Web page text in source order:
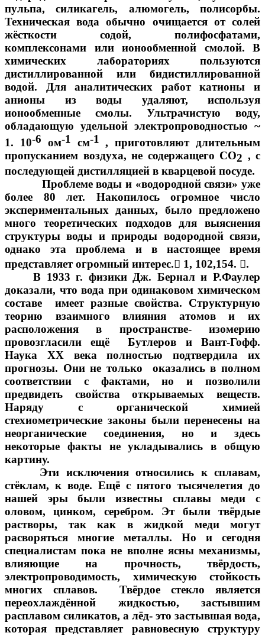
пульпа, силикагель, алюмогель, полисорбы.
Техническая вода обычно очищается от солей
жёсткости содой, полифосфатами,
комплексонами или ионообменной смолой. В
химических лабораториях пользуются
дистиллированной или бидистиллированной
водой. Для аналитических работ катионы и
анионы из воды удаляют, используя
ионообменные смолы. Ультрачистую воду,
обладающую удельной электропроводностью ~
1. 10-6 ом-1 см-1
, приготовляют длительным
пропусканием воздуха, не содержащего СО2 , с
последующей дистилляцией в кварцевой посуде.
Проблеме воды и «водородной связи» уже
более 80 лет. Накопилось огромное число
экспериментальных данных, было предложено
много теоретических подходов для выяснения
структуры воды и природы водородной связи,
однако эта проблема и в настоящее время
представляет огромный интерес. 1, 102,154. .
В 1933 г. физики Дж. Бернал и Р.Фаулер
доказали, что вода при одинаковом химическом
составе имеет разные свойства. Структурную
теорию взаимного влияния атомов и их
расположения в пространстве- изомерию
провозгласили ещё Бутлеров и Вант-Гофф.
Наука XX века полностью подтвердила их
прогнозы. Они не только оказались в полном
соответствии с фактами, но и позволили
предвидеть свойства открываемых веществ.
Наряду с органической химией
стехиометрические законы были перенесены на
неорганические соединения, но и здесь
некоторые факты не укладывались в общую
картину.
Эти исключения относились к сплавам,
стёклам, к воде. Ещё с пятого тысячелетия до
нашей эры были известны сплавы меди с
оловом, цинком, серебром. Эт были твёрдые
растворы, так как в жидкой меди могут
расворяться многие металлы. Но и сегодня
специалистам пока не вполне ясны механизмы,
влияющие на прочность, твёрдость,
электропроводимость, химическую стойкость
многих сплавов. Твёрдое стекло является
переохлаждённой жидкостью, застывшим
расплавом силикатов, а лёд- это застывшая вода,
которая представляет равновесную структуру